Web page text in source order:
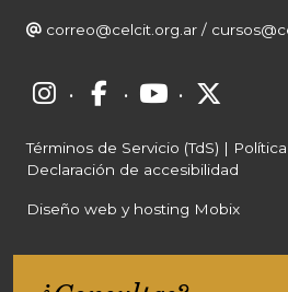
correo@celcit.org.ar /
· · ·
Términos de Servicio (TdS) |
Declaración de accesibilidad
Diseño web y hosting Mobix